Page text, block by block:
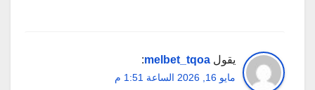
يقول melbet_tqoa
:
مايو 16, 2026 الساعة 1:51 م